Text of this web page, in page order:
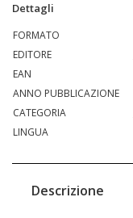
Dettagli
FORMATO
EDITORE
EAN
ANNO PUBBLICAZIONE
CATEGORIA
LINGUA
Descrizione